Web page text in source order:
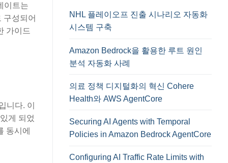
이트는
구성되어
가이드
니다. 이
게 되었
동시에
NHL 플레이오프 진출 시나리오 자동화
시스템 구축
Amazon Bedrock을 활용한 루트 원인
분석 자동화 사례
의료 정책 디지털화의 혁신 Cohere
Health와 AWS AgentCore
Securing AI Agents with Temporal
Policies in Amazon Bedrock AgentCore
Configuring AI Traffic Rate Limits with